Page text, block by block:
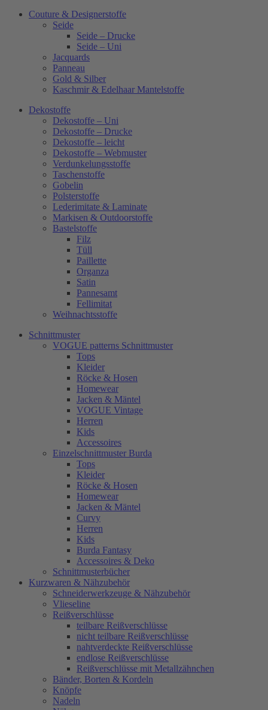
Couture & Designerstoffe
Seide
Seide – Drucke
Seide – Uni
Jacquards
Panneau
Gold & Silber
Kaschmir & Edelhaar Mantelstoffe
Dekostoffe
Dekostoffe – Uni
Dekostoffe – Drucke
Dekostoffe – leicht
Dekostoffe – Webmuster
Verdunkelungsstoffe
Taschenstoffe
Gobelin
Polsterstoffe
Lederimitate & Laminate
Markisen & Outdoorstoffe
Bastelstoffe
Filz
Tüll
Paillette
Organza
Satin
Pannesamt
Fellimitat
Weihnachtsstoffe
Schnittmuster
VOGUE patterns Schnittmuster
Tops
Kleider
Röcke & Hosen
Homewear
Jacken & Mäntel
VOGUE Vintage
Herren
Kids
Accessoires
Einzelschnittmuster Burda
Tops
Kleider
Röcke & Hosen
Homewear
Jacken & Mäntel
Curvy
Herren
Kids
Burda Fantasy
Accessoires & Deko
Schnittmusterbücher
Kurzwaren & Nähzubehör
Schneiderwerkzeuge & Nähzubehör
Vlieseline
Reißverschlüsse
teilbare Reißverschlüsse
nicht teilbare Reißverschlüsse
nahtverdeckte Reißverschlüsse
endlose Reißverschlüsse
Reißverschlüsse mit Metallzähnchen
Bänder, Borten & Kordeln
Knöpfe
Nadeln